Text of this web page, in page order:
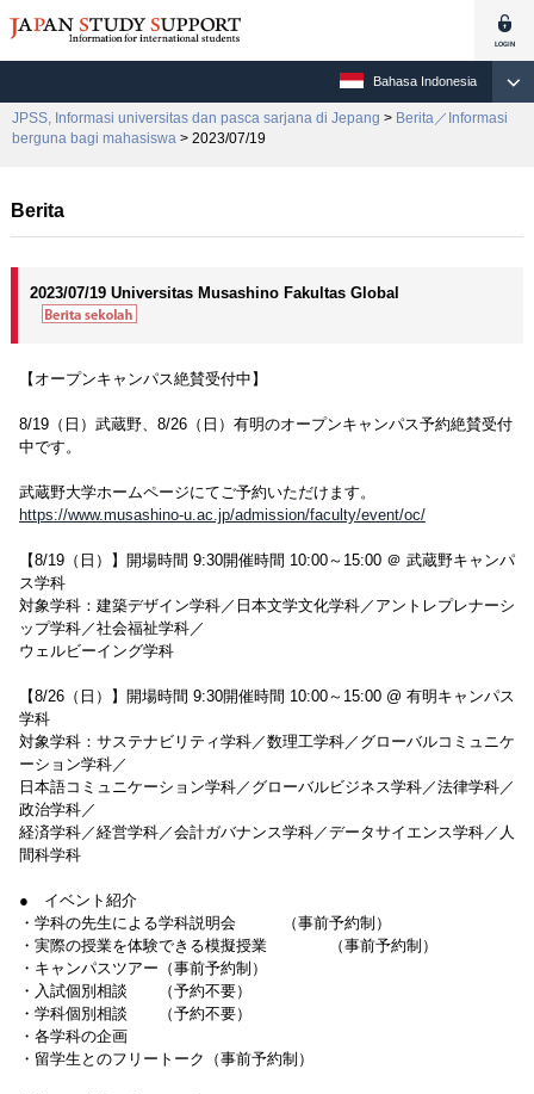
Bahasa Indonesia
JPSS, Informasi universitas dan pasca sarjana di Jepang > Berita／Informasi
berguna bagi mahasiswa > 2023/07/19
Berita
2023/07/19 Universitas Musashino Fakultas Global
【オープンキャンパス絶賛受付中】
8/19（日）武蔵野、8/26（日）有明のオープンキャンパス予約絶賛受付
中です。
武蔵野大学ホームページにてご予約いただけます。
https://www.musashino-u.ac.jp/admission/faculty/event/oc/
【8/19（日）】開場時間 9:30開催時間 10:00～15:00 ＠ 武蔵野キャンパ
ス学科
対象学科：建築デザイン学科／日本文学文化学科／アントレプレナーシ
ップ学科／社会福祉学科／
ウェルビーイング学科
【8/26（日）】開場時間 9:30開催時間 10:00～15:00 @ 有明キャンパス
学科
対象学科：サステナビリティ学科／数理工学科／グローバルコミュニケ
ーション学科／
日本語コミュニケーション学科／グローバルビジネス学科／法律学科／
政治学科／
経済学科／経営学科／会計ガバナンス学科／データサイエンス学科／人
間科学科
● イベント紹介
・学科の先生による学科説明会 （事前予約制）
・実際の授業を体験できる模擬授業 （事前予約制）
・キャンパスツアー（事前予約制）
・入試個別相談 （予約不要）
・学科個別相談 （予約不要）
・各学科の企画
・留学生とのフリートーク（事前予約制）